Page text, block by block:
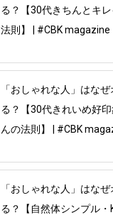
る？【30代きちんとキ
法則】 | #CBK magazine
「おしゃれな人」はな
る？【30代きれいめ好
んの法則】 | #CBK
「おしゃれな人」はな
る？【自然体シンプル・